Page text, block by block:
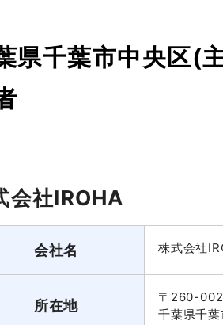
県千葉市中央区(
会社IROHA
会社名 株式会社
所在地
〒260-
千葉県千